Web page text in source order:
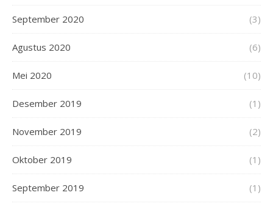
September 2020 (3)
Agustus 2020 (6)
Mei 2020 (10)
Desember 2019 (1)
November 2019 (2)
Oktober 2019 (1)
September 2019 (1)